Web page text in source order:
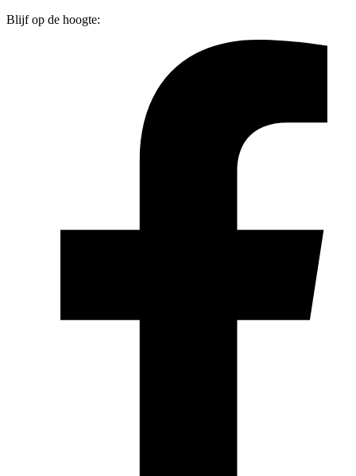
Blijf op de hoogte: